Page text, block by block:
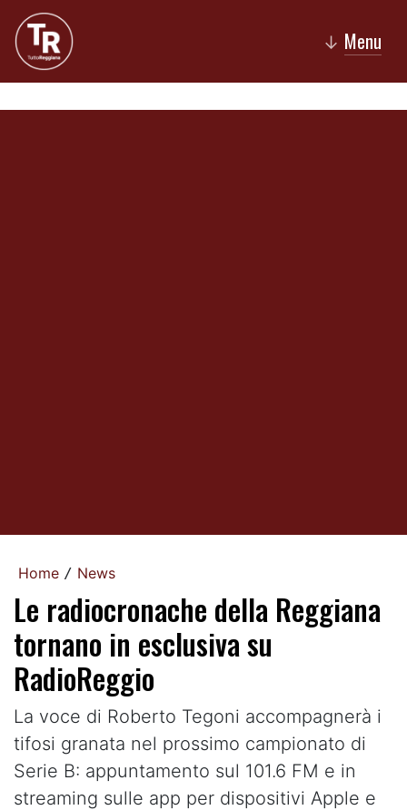
↓ Menu
Home / News
Le radiocronache della Reggiana
tornano in esclusiva su
RadioReggio
La voce di Roberto Tegoni accompagnerà i
tifosi granata nel prossimo campionato di
Serie B: appuntamento sul 101.6 FM e in
streaming sulle app per dispositivi Apple e